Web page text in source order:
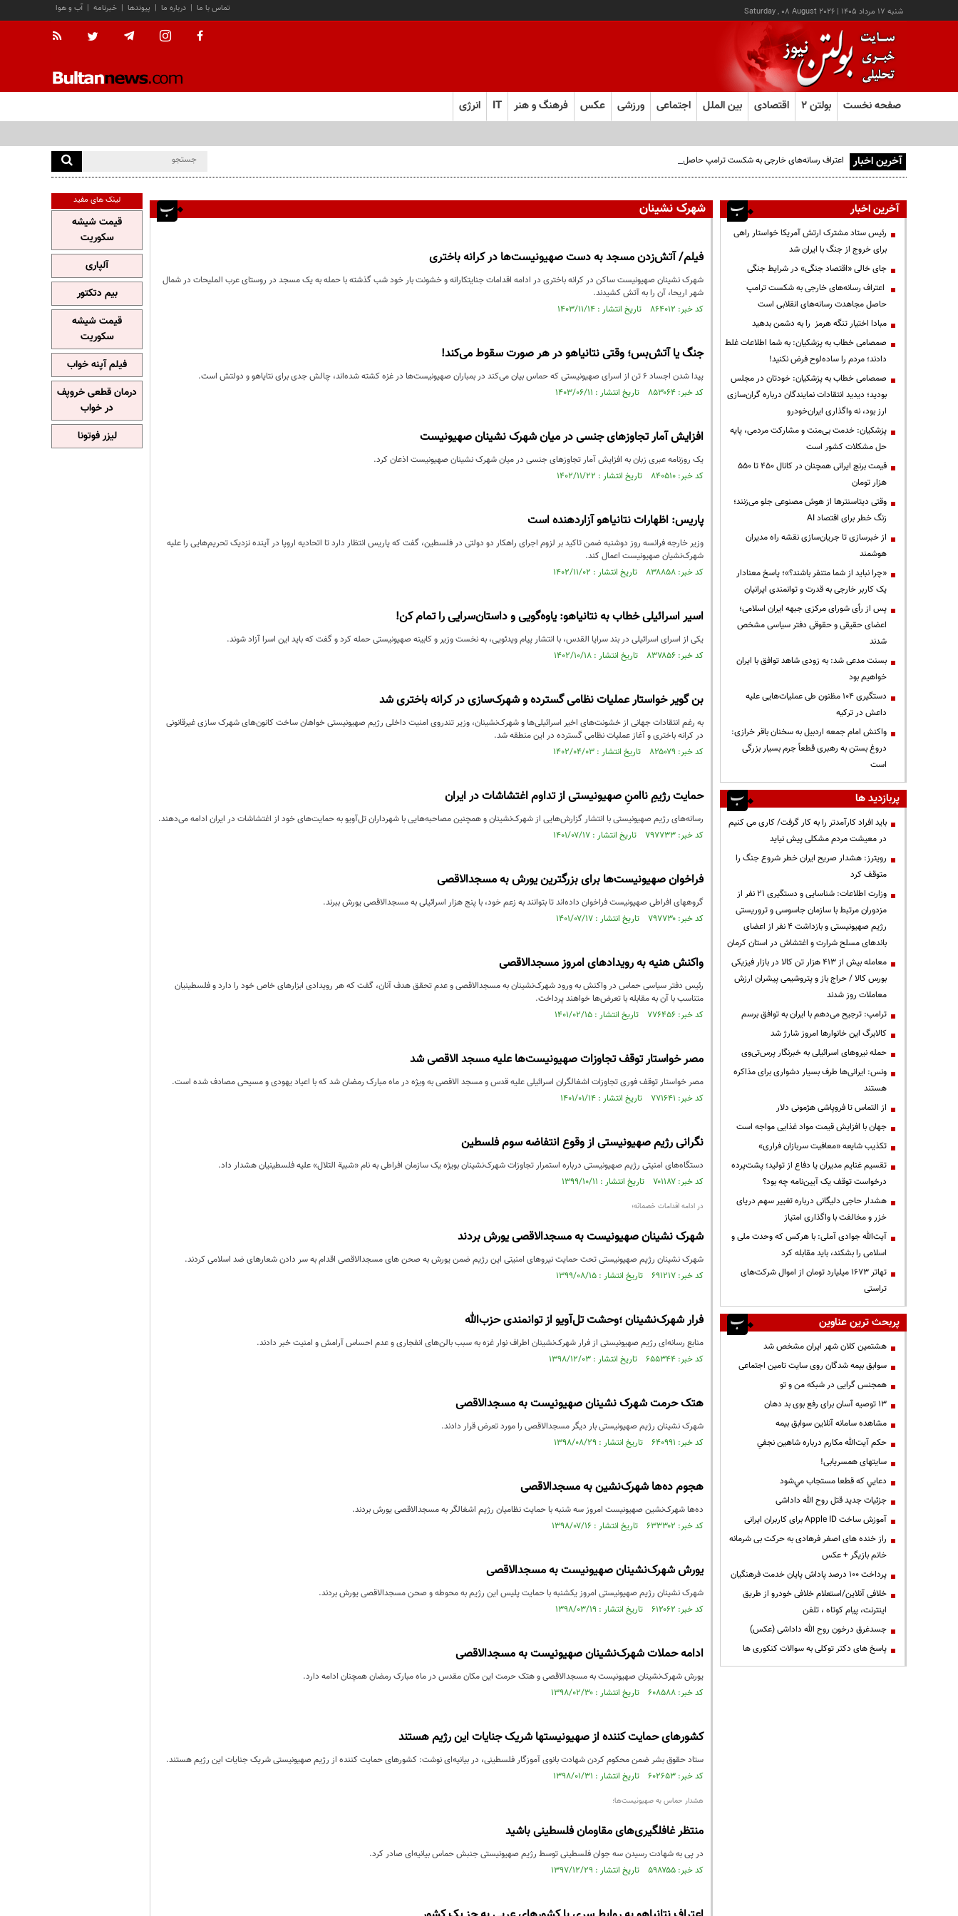
شنبه ۱۷ مرداد ۱۴۰۵ |
Saturday , 08 August 2026 آب و هوا | خبرنامه | پیوندها | درباره ما | تماس با ما
صفحه نخست بولتن ۲ اقتصادی بین الملل اجتماعی ورزشی عکس فرهنگ و هنر IT انرژی
آخرین اخبار اعتراف رسانه‌های خارجی به شکست ترامپ حاصل مجاهدت رسانه‌های انقلابی است
شهرک نشینان
فیلم/ آتش‌زدن مسجد به دست صهیونیست‌ها در کرانه باختری
شهرک نشینان صهیونیست ساکن در کرانه باختری در ادامه اقدامات جنایتکارانه و خشونت بار خود شب گذشته با حمله به یک مسجد در روستای عرب الملیحات در شمال
شهر اریحا، آن را به آتش کشیدند.
کد خبر: ۸۶۴۰۱۲ تاریخ انتشار : ۱۴۰۳/۱۱/۱۴
جنگ یا آتش‌بس؛‌ وقتی نتانیاهو در هر صورت سقوط می‌کند!
پیدا شدن اجساد 6 تن از اسرای صهیونیستی که حماس بیان می‌کند در بمباران صهیونیست‌ها در غزه کشته شده‌اند،‌ چالش جدی برای نتایاهو و دولتش است.
کد خبر: ۸۵۳۰۶۴ تاریخ انتشار : ۱۴۰۳/۰۶/۱۱
افزایش آمار تجاوزهای جنسی در میان شهرک نشینان صهیونیست
یک روزنامه عبری زبان به افزایش آمار تجاوزهای جنسی در میان شهرک نشینان صهیونیست اذعان کرد.
کد خبر: ۸۴۰۵۱۰ تاریخ انتشار : ۱۴۰۲/۱۱/۲۲
پاریس: اظهارات نتانیاهو آزاردهنده است
وزیر خارجه فرانسه روز دوشنبه ضمن تاکید بر لزوم اجرای راهکار دو دولتی در فلسطین، گفت که پاریس انتظار دارد تا اتحادیه اروپا در آینده نزدیک تحریم‌هایی را علیه
شهرک‌نشیان صهیونیست اعمال کند.
کد خبر: ۸۳۸۸۵۸ تاریخ انتشار : ۱۴۰۲/۱۱/۰۲
اسیر اسرائیلی خطاب به نتانیاهو: یاوه‌گویی و داستان‌سرایی را تمام کن!
یکی از اسرای اسرائیلی در بند سرایا القدس، با انتشار پیام ویدئویی، به نخست وزیر و کابینه صهیونیستی حمله کرد و گفت که باید این اسرا آزاد شوند.
کد خبر: ۸۳۷۸۵۶ تاریخ انتشار : ۱۴۰۲/۱۰/۱۸
بن گویر خواستار عملیات نظامی گسترده و شهرک‌سازی در کرانه باختری شد
به رغم انتقادات جهانی از خشونت‌های اخیر اسرائیلی‌ها و شهرک‌نشینان، وزیر تندروی امنیت داخلی رژیم صهیونیستی خواهان ساخت کانون‌های شهرک سازی غیرقانونی
در کرانه باختری و آغاز عملیات نظامی گسترده در این منطقه شد.
کد خبر: ۸۲۵۰۷۹ تاریخ انتشار : ۱۴۰۲/۰۴/۰۳
حمایت رژیمِ ناامنِ صهیونیستی از تداوم اغتشاشات در ایران
رسانه‌های رژیم صهیونیستی با انتشار گزارش‌هایی از شهرک‌نشینان و همچنین مصاحبه‌هایی با شهرداران تل‌آویو به حمایت‌های خود از اغتشاشات در ایران ادامه می‌دهند.
کد خبر: ۷۹۷۷۳۳ تاریخ انتشار : ۱۴۰۱/۰۷/۱۷
فراخوان صهیونیست‌ها برای بزرگترین یورش به مسجدالاقصی
گروههای افراطی صهیونیست فراخوان داده‌اند تا بتوانند به زعم خود، با پنج هزار اسرائیلی به مسجدالاقصی یورش ببرند.
کد خبر: ۷۹۷۷۳۰ تاریخ انتشار : ۱۴۰۱/۰۷/۱۷
واکنش هنیه به رویدادهای امروز مسجدالاقصی
رئیس دفتر سیاسی حماس در واکنش به ورود شهرک‌نشینان به مسجدالاقصی و عدم تحقق هدف آنان، گفت که هر رویدادی ابزارهای خاص خود را دارد و فلسطینیان
متناسب با آن به مقابله با تعرض‌ها خواهند پرداخت.
کد خبر: ۷۷۶۴۵۶ تاریخ انتشار : ۱۴۰۱/۰۲/۱۵
مصر خواستار توقف تجاوزات صهیونیست‌ها علیه مسجد الاقصی شد
مصر خواستار توقف فوری تجاوزات اشغالگران اسرائیلی علیه قدس و مسجد الاقصی به ویژه در ماه مبارک رمضان شد که با اعیاد یهودی و مسیحی مصادف شده است.
کد خبر: ۷۷۱۶۴۱ تاریخ انتشار : ۱۴۰۱/۰۱/۱۴
نگرانی رژیم صهیونیستی از وقوع انتفاضه سوم فلسطین
دستگاه‌های امنیتی رژیم صهیونیستی درباره استمرار تجاوزات شهرک‌نشینان بویژه یک سازمان افراطی به نام «شبیة التلال» علیه فلسطینیان هشدار داد.
کد خبر: ۷۰۱۱۸۷ تاریخ انتشار : ۱۳۹۹/۱۰/۱۱
در ادامه اقدامات خصمانه؛
شهرک نشینان صهیونیست به مسجدالاقصی یورش بردند
شهرک نشینان رژیم صهیونیستی تحت حمایت نیروهای امنیتی این رژیم ضمن یورش به صحن های مسجدالاقصی اقدام به سر دادن شعارهای ضد اسلامی کردند.
کد خبر: ۶۹۱۲۱۷ تاریخ انتشار : ۱۳۹۹/۰۸/۱۵
فرار شهرک‌نشینان ؛وحشت تل‌آویو از توانمندی حزب‌الله
منابع رسانه‌ای رژیم صهیونیستی از فرار شهرک‌نشینان اطراف نوار غزه به سبب بالن‌های انفجاری و عدم احساس آرامش و امنیت خبر دادند.
کد خبر: ۶۵۵۳۴۴ تاریخ انتشار : ۱۳۹۸/۱۲/۰۳
هتک حرمت شهرک نشینان صهیونیست به مسجدالاقصی
شهرک نشینان رژیم صهیونیستی بار دیگر مسجدالاقصی را مورد تعرض قرار دادند.
کد خبر: ۶۴۰۹۹۱ تاریخ انتشار : ۱۳۹۸/۰۸/۲۹
هجوم ده‌ها شهرک‌نشین به مسجدالاقصی
ده‌ها شهرک‌نشین صهیونیست امروز سه شنبه با حمایت نظامیان رژیم اشغالگر به مسجدالاقصی یورش بردند.
کد خبر: ۶۳۳۳۰۲ تاریخ انتشار : ۱۳۹۸/۰۷/۱۶
یورش شهرک‌نشینان صهیونیست به مسجدالاقصی
شهرک نشینان رژیم صهیونیستی امروز یکشنبه با حمایت پلیس این رژیم به محوطه و صحن مسجدالاقصی یورش بردند.
کد خبر: ۶۱۲۰۶۲ تاریخ انتشار : ۱۳۹۸/۰۳/۱۹
ادامه حملات شهرک‌نشینان صهیونیست به مسجدالاقصی
یورش شهرک‌نشینان صهیونیست به مسجدالاقصی و هتک حرمت این مکان مقدس در ماه مبارک رمضان همچنان ادامه دارد.
کد خبر: ۶۰۸۵۸۸ تاریخ انتشار : ۱۳۹۸/۰۲/۳۰
کشورهای حمایت کننده از صهیونیستها شریک جنایات این رژیم هستند
ستاد حقوق بشر ضمن محکوم کردن شهادت بانوی آموزگار فلسطینی، در بیانیه‌ای نوشت: کشورهای حمایت کننده از رژیم صهیونیستی شریک جنایات این رژیم هستند.
کد خبر: ۶۰۲۶۵۳ تاریخ انتشار : ۱۳۹۸/۰۱/۳۱
هشدار حماس به صهیونیست‌ها؛
منتظر غافلگیری‌های مقاومان فلسطینی باشید
در پی به شهادت رسیدن سه جوان فلسطینی توسط رژیم صهیونیستی جنبش حماس بیانیه‌ای صادر کرد.
کد خبر: ۵۹۸۷۵۵ تاریخ انتشار : ۱۳۹۷/۱۲/۲۹
آخرین اخبار
رئیس ستاد مشترک ارتش آمریکا خواستار راهی
برای خروج از جنگ با ایران شد
جای خالی «اقتصاد جنگی» در شرایط جنگی
اعتراف رسانه‌های خارجی به شکست ترامپ
حاصل مجاهدت رسانه‌های انقلابی است
مبادا اختیار تنگه هرمز را به دشمن بدهید
صمصامی خطاب به پزشکیان: به شما اطلاعات غلط
دادند؛ مردم را ساده‌لوح فرض نکنید!
صمصامی خطاب به پزشکیان: خودتان در مجلس
بودید؛ دیدید انتقادات نمایندگان درباره گران‌سازی
ارز بود، نه واگذاری ایران‌خودرو
پزشکیان: خدمت بی‌منت و مشارکت مردمی، پایه
حل مشکلات کشور است
قیمت‌ برنج ایرانی همچنان در کانال ۴۵۰ تا ۵۵۰
هزار تومان
وقتی دیتاسنترها از هوش مصنوعی جلو می‌زنند؛
زنگ خطر برای اقتصاد AI
از خبرسازی تا جریان‌سازی نقشه راه مدیران
هوشمند
«چرا نباید از شما متنفر باشند؟»؛ پاسخ معنادار
یک کاربر خارجی به قدرت و توانمندی ایرانیان
پس از رأی شورای مرکزی جبهه ایران اسلامی؛
اعضای حقیقی و حقوقی دفتر سیاسی مشخص
شدند
بسنت مدعی شد: به زودی شاهد توافق با ایران
خواهیم بود
دستگیری ۱۰۴ مظنون طی عملیات‌هایی علیه
داعش در ترکیه
واکنش امام جمعه اردبیل به سخنان باقر خرازی:
دروغ بستن به رهبری قطعاً جرم بسیار بزرگی
است
پربازدید ها
باید افراد کارآمدتر را به کار گرفت/ کاری می کنیم
در معیشت مردم مشکلی پیش نیاید
رویترز: هشدار صریح ایران خطر شروع جنگ را
متوقف کرد
وزارت اطلاعات: شناسایی و دستگیری ۲۱ نفر از
مزدوران مرتبط با سازمان جاسوسی و تروریستی
رژیم صهیونیستی و بازداشت ۴ نفر از اعضای
باندهای مسلح شرارت و اغتشاش در استان کرمان
معامله بیش از ۴۱۳ هزار تن کالا در بازار فیزیکی
بورس کالا / حراج باز و پتروشیمی پیشران ارزش
معاملات روز شدند
ترامپ: ترجیح می‌دهم با ایران به توافق برسم
کالابرگ این خانوارها امروز شارژ شد
حمله نیروهای اسرائیلی به خبرنگار پرس‌تی‌وی
ونس: ایرانی‌ها طرف بسیار دشواری برای مذاکره
هستند
از التماس تا فروپاشی هژمونی دلار
جهان با افزایش قیمت مواد غذایی مواجه است
تکذیب شایعه «معافیت سربازان فراری»
تقسیم غنایم مدیران یا دفاع از تولید؛ پشت‌پرده
درخواست توقف یک آیین‌نامه چه بود؟
هشدار حاجی دلیگانی درباره تغییر سهم دریای
خزر و مخالفت با واگذاری امتیاز
آیت‌الله جوادی آملی: با هرکس که وحدت ملی و
اسلامی را بشکند، باید مقابله کرد
تهاتر ۱۶۷۳ میلیارد تومان از اموال شرکت‌های
تراستی
پربحث ترین عناوین
هشتمین کلان شهر ایران مشخص شد
سوابق بیمه شدگان روی سایت تامین اجتماعی
همجنس گرایی در شبکه من و تو
13 توصیه آسان برای رفع بوی بد دهان
مشاهده سامانه آنلاين سوابق بیمه
حكم آيت‌الله مكارم درباره شاهين نجفي
سایتهای همسریابی!
دعايي كه قطعا مستجاب مي‌شود
جزئیات جدید قتل روح الله داداشی
آموزش ساخت Apple ID برای کاربران ایرانی
راز خنده های اصغر فرهادی به حرکت بی شرمانه
خانم بازیگر + عکس
پرداخت ۱۰۰ درصد پاداش پایان خدمت فرهنگیان
خلافی آنلاین/استعلام خلافی خودرو از طریق
اینترنت، پیام کوتاه ، تلفن
جسدغرق درخون روح الله داداشی (عکس)
پاسخ های دکتر توکلی به سوالات کنکوری ها
لینک های مفید
قیمت شیشه
سکوریت
آلپاری
بیم دتکتور
قیمت شیشه
سکوریت
فیلم آپنه خواب
درمان قطعی خروپف
در خواب
لیزر فوتونا